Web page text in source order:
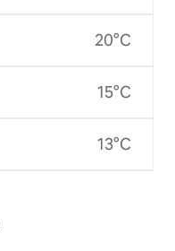
20°C
15°C
13°C